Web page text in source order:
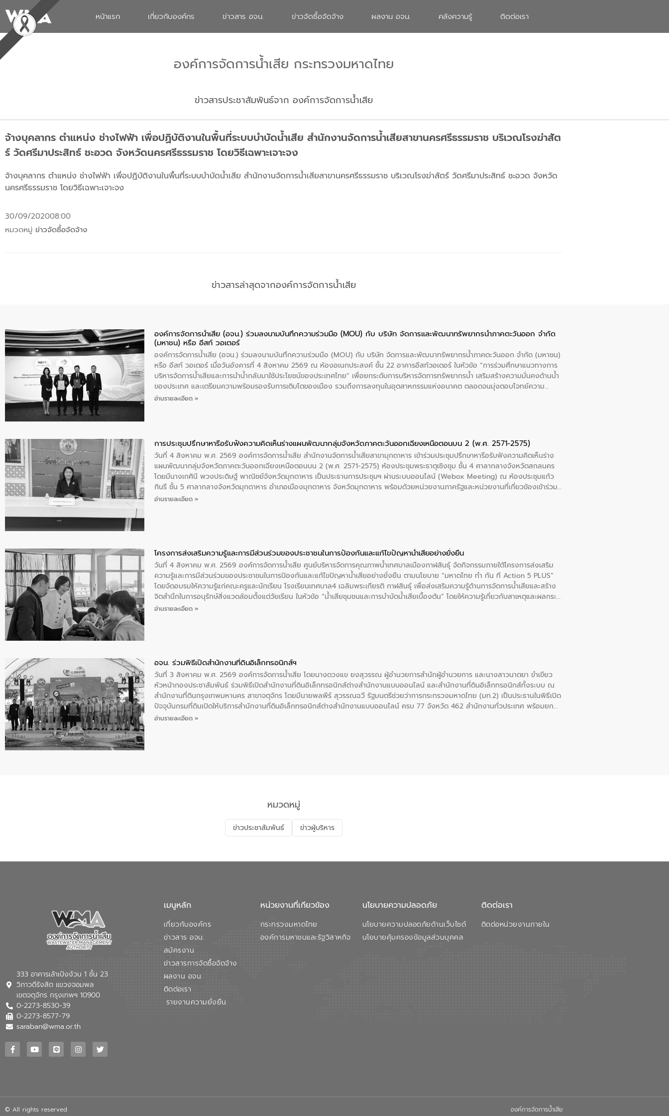
หน้าแรก เกี่ยวกับองค์กร ข่าวสาร อจน. ข่าวจัดซื้อจัดจ้าง ผลงาน อจน. คลังความรู้ ติดต่อเรา
องค์การจัดการน้ำเสีย กระทรวงมหาดไทย
ข่าวสารประชาสัมพันธ์จาก องค์การจัดการน้ำเสีย
จ้างบุคลากร ตำแหน่ง ช่างไฟฟ้า เพื่อปฏิบัติงานในพื้นที่ระบบบำบัดน้ำเสีย สำนักงานจัดการน้ำเสียสาขานครศรีธรรมราช บริเวณโรงฆ่าสัต
ร์ วัดศรีมาประสิทธ์ ชะอวด จังหวัดนครศรีธรรมราช โดยวิธีเฉพาะเจาะจง
จ้างบุคลากร ตำแหน่ง ช่างไฟฟ้า เพื่อปฏิบัติงานในพื้นที่ระบบบำบัดน้ำเสีย สำนักงานจัดการน้ำเสียสาขานครศรีธรรมราช บริเวณโรงฆ่าสัตร์ วัดศรีมาประสิทธ์ ชะอวด จังหวัด
นครศรีธรรมราช โดยวิธีเฉพาะเจาะจง
30/09/202008:00
หมวดหมู่ ข่าวจัดซื้อจัดจ้าง
ข่าวสารล่าสุดจากองค์การจัดการน้ำเสีย
องค์การจัดการน้ำเสีย (อจน.) ร่วมลงนามบันทึกความร่วมมือ (MOU) กับ บริษัท จัดการและพัฒนาทรัพยากรน้ำภาคตะวันออก จำกัด
(มหาชน) หรือ อีสท์ วอเตอร์
องค์การจัดการน้ำเสีย (อจน.) ร่วมลงนามบันทึกความร่วมมือ (MOU) กับ บริษัท จัดการและพัฒนาทรัพยากรน้ำภาคตะวันออก จำกัด (มหาชน)
หรือ อีสท์ วอเตอร์ เมื่อวันอังคารที่ 4 สิงหาคม 2569 ณ ห้องอเนกประสงค์ ชั้น 22 อาคารอีสท์วอเตอร์ ในหัวข้อ “การร่วมศึกษาแนวทางการ
บริหารจัดการน้ำเสียและการนำน้ำกลับมาใช้ประโยชน์ของประเทศไทย” เพื่อยกระดับการบริหารจัดการทรัพยากรน้ำ เสริมสร้างความมั่นคงด้านน้ำ
ของประเทศ และเตรียมความพร้อมรองรับการเติบโตของเมือง รวมถึงการลงทุนในอุตสาหกรรมแห่งอนาคต ตลอดจนมุ่งตอบโจทย์ความ
ท้าทายจากวิกฤตการเปลี่ยนแปลงสภาพภูมิอากาศและความเสี่ยงภัยแล้งในระยะยาว การประสานความร่วมมือในครั้งนี้เป็นการดึงจุดแข็งและ
อุตสาหกรรม นายชีระ วงศบูรณะ ผู้อำนวยการองค์การจัดการน้ำเสีย กล่าวถึงภารกิจหลักของ อจน. ในการพัฒนาระบบบำบัดน้ำเสียเมื่อผสาน
กับความเชี่ยวชาญของอีสท์ วอเตอร์ จะช่วยขับเคลื่อนการศึกษาทั้งในมิติทางเทคนิคและความคุ้มค่าทางเศรษฐกิจ เพื่อสนับสนุนการพัฒนา
เมืองอย่างยั่งยืน ขณะที่ นายบดินทร์ อุดล กรรมการผู้อำนวยการใหญ่ อีสท์ วอเตอร์ ย้ำว่า การบริหารจัดการน้ำยุคใหม่ต้องมุ่งเน้นความคุ้มค่า
ตลอดระบบ โดยการนำน้ำบำบัดกลับมาใช้ใหม่จะช่วยลดการพึ่งพาน้ำธรรมชาติและสร้างสมดุลทางเศรษฐกิจและสิ่งแวดล้อมได้อย่างเป็นรูปธรรม
ความร่วมมือระหว่างภาครัฐและภาคเอกชนในครั้งนี้ นับเป็นก้าวสำคัญของ องค์การจัดการน้ำเสีย (อจน.) ในการร่วมวางรากฐานโครงสร้างพื้น
ฐานด้านน้ำของประเทศ เพื่อยกระดับประสิทธิภาพการใช้ทรัพยากรน้ำให้เกิดประโยชน์สูงสุดและเป็นไปตามมาตรฐานสากล
อ่านรายละเอียด »
การประชุมปรึกษาหารือรับฟังความคิดเห็นร่างแผนพัฒนากลุ่มจังหวัดภาคตะวันออกเฉียงเหนือตอนบน 2 (พ.ศ. 2571-2575)
วันที่ 4 สิงหาคม พ.ศ. 2569 องค์การจัดการน้ำเสีย สำนักงานจัดการน้ำเสียสาขามุกดาหาร เข้าร่วมประชุมปรึกษาหารือรับฟังความคิดเห็นร่าง
แผนพัฒนากลุ่มจังหวัดภาคตะวันออกเฉียงเหนือตอนบน 2 (พ.ศ. 2571-2575) ห้องประชุมพระธาตุเชิงชุม ชั้น 4 ศาลากลางจังหวัดสกลนคร
โดยมีนางเกศินี พวงประดิษฐ์ พาณิชย์จังหวัดมุกดาหาร เป็นประธานการประชุมฯ ผ่านระบบออนไลน์ (Webox Meeting) ณ ห้องประชุมแก้ว
กินรี ชั้น 5 ศาลากลางจังหวัดมุกดาหาร อำเภอเมืองมุกดาหาร จังหวัดมุกดาหาร พร้อมด้วยหน่วยงานภาครัฐและหน่วยงานที่เกี่ยวข้องเข้าร่วม
ประชุม ให้คำปรึกษาหารือรับฟังความคิดเห็นเละนำเสนอแผนงานโครงการเพิ่มเติมบรรจุในแผนปฏิบัติราชการประจำปี และสรุปผลการดำเนินการ
อ่านรายละเอียด »
โครงการส่งเสริมความรู้และการมีส่วนร่วมของประชาชนในการป้องกันและแก้ไขปัญหาน้ำเสียอย่างยั่งยืน
วันที่ 4 สิงหาคม พ.ศ. 2569 องค์การจัดการน้ำเสีย ศูนย์บริหารจัดการคุณภาพน้ำเทศบาลเมืองกาฬสินธุ์ จัดกิจกรรมภายใต้โครงการส่งเสริม
ความรู้และการมีส่วนร่วมของประชาชนในการป้องกันและแก้ไขปัญหาน้ำเสียอย่างยั่งยืน ตามนโยบาย “มหาดไทย ทำ ทัน ที Action 5 PLUS”
โดยจัดอบรมให้ความรู้แก่คณะครูและนักเรียน โรงเรียนเทศบาล4 เฉลิมพระเกียรติ กาฬสินธุ์ เพื่อส่งเสริมความรู้ด้านการจัดการน้ำเสียและสร้าง
จิตสำนึกในการอนุรักษ์สิ่งแวดล้อมตั้งแต่วัยเรียน ในหัวข้อ “น้ำเสียชุมชนและการบำบัดน้ำเสียเบื้องต้น” โดยให้ความรู้เกี่ยวกับสาเหตุและผลกระ
ทบของน้ำเสีย แนวทางการลดการเกิดน้ำเสียจากแหล่งกำเนิด การบำบัดน้ำเสียเบื้องต้นในครัวเรือน ณ ห้องเรียน ป.5/4 โรงเรียนเทศบาล 4
อ่านรายละเอียด »
อจน. ร่วมพิธีเปิดสำนักงานที่ดินอิเล็กทรอนิกส์ฯ
วันที่ 3 สิงหาคม พ.ศ. 2569 องค์การจัดการน้ำเสีย โดยนางดวงแข ยงสุวรรณ ผู้อำนวยการสำนักผู้อำนวยการ และนางสาวนาตยา ขำเขียว
หัวหน้ากองประชาสัมพันธ์ ร่วมพิธีเปิดสำนักงานที่ดินอิเล็กทรอนิกส์ต่างสำนักงานแบบออนไลน์ และสำนักงานที่ดินอิเล็กทรอนิกส์ทั้งระบบ ณ
สำนักงานที่ดินกรุงเทพมหานคร สาขาจตุจักร โดยมีนายพลพีร์ สุวรรณฉวี รัฐมนตรีช่วยว่าการกระทรวงมหาดไทย (มท.2) เป็นประธานในพิธีเปิด
ปัจจุบันกรมที่ดินเปิดให้บริการสำนักงานที่ดินอิเล็กทรอนิกส์ต่างสำนักงานแบบออนไลน์ ครบ 77 จังหวัด 462 สำนักงานทั่วประเทศ พร้อมยก
ระดับสำนักงานที่ดินกรุงเทพมหานครและสาขา รวม 17 แห่ง เป็นสำนักงานที่ดินอิเล็กทรอนิกส์ทั้งระบบ ช่วยประชาชนลดการเดินทาง ประหยัด
อ่านรายละเอียด »
หมวดหมู่
ข่าวประชาสัมพันธ์ ข่าวผู้บริหาร
333 อาคารเล้าเป้งง้วน 1 ชั้น 23
วิภาวดีรังสิต แขวงจอมพล
เขตจตุจักร กรุงเทพฯ 10900
0-2273-8530-39
0-2273-8577-79
saraban@wma.or.th
เมนูหลัก
เกี่ยวกับองค์กร
ข่าวสาร อจน.
สมัครงาน
ข่าวสารการจัดซื้อจัดจ้าง
ผลงาน อจน.
ติดต่อเรา
รายงานความยั่งยืน
หน่วยงานที่เกียวข้อง
กระทรวงมหาดไทย
องค์การมหาชนและรัฐวิสาหกิจ
นโยบายความปลอดภัย
นโยบายความปลอดภัยด้านเว็บไซต์
นโยบายคุ้มครองข้อมูลส่วนบุคคล
ติดต่อเรา
ติดต่อหน่วยงานภายใน
© All rights reserved องค์การจัดการน้ำเสีย